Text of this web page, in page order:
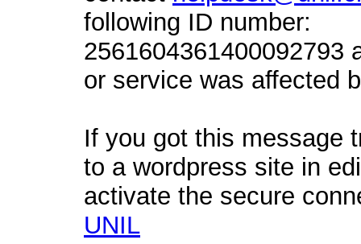
following ID number:
2561604361400092793
or service was affected
If you got this message
to a wordpress site in
activate the secure
UNIL